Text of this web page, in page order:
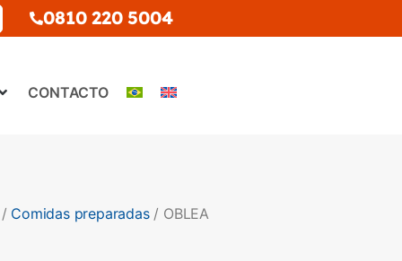
0810 220 5004
CONTACTO
/ Comidas preparadas/ OBLEA